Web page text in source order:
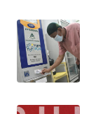
WN
PAKPAK
WN